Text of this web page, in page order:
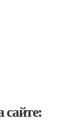
сайте: